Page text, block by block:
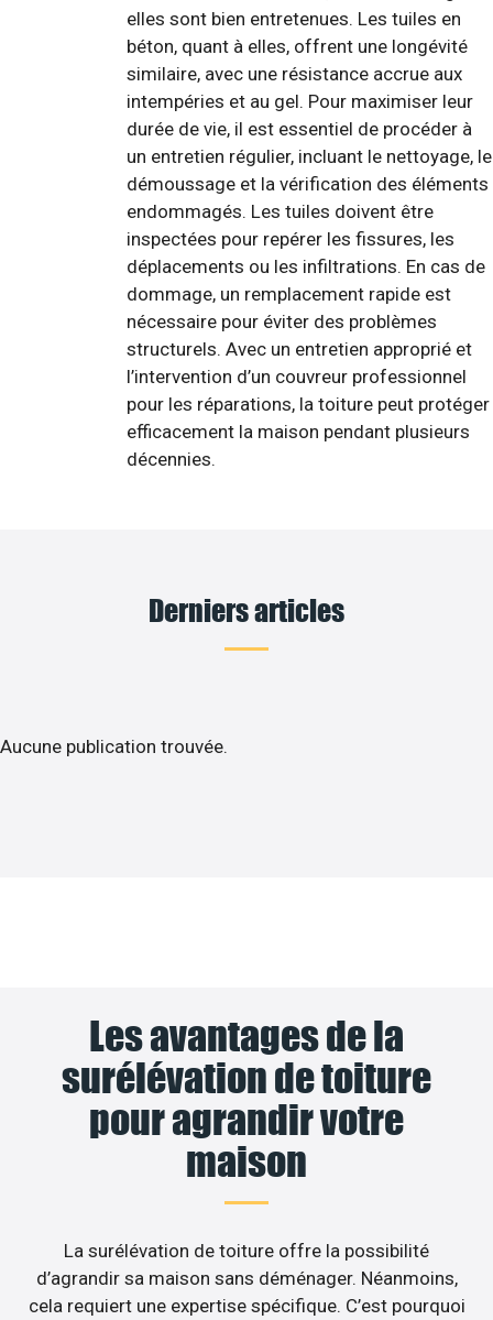
elles sont bien entretenues. Les tuiles en
béton, quant à elles, offrent une longévité
similaire, avec une résistance accrue aux
intempéries et au gel. Pour maximiser leur
durée de vie, il est essentiel de procéder à
un entretien régulier, incluant le nettoyage, le
démoussage et la vérification des éléments
endommagés. Les tuiles doivent être
inspectées pour repérer les fissures, les
déplacements ou les infiltrations. En cas de
dommage, un remplacement rapide est
nécessaire pour éviter des problèmes
structurels. Avec un entretien approprié et
l’intervention d’un couvreur professionnel
pour les réparations, la toiture peut protéger
efficacement la maison pendant plusieurs
décennies.
Derniers articles
Aucune publication trouvée.
Les avantages de la
surélévation de toiture
pour agrandir votre
maison
La surélévation de toiture offre la possibilité
d’agrandir sa maison sans déménager. Néanmoins,
cela requiert une expertise spécifique. C’est pourquoi